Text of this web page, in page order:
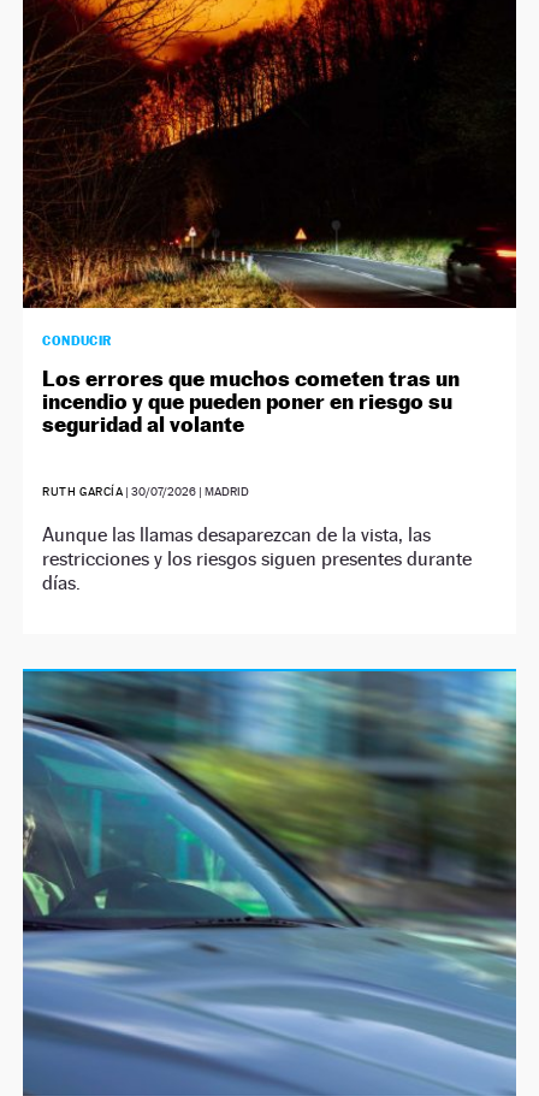
NEWSLETTER
SÍGUENOS
CONDUCIR
Los errores que muchos cometen tras un
incendio y que pueden poner en riesgo su
seguridad al volante
RUTH GARCÍA |30/07/2026 | MADRID
Aunque las llamas desaparezcan de la vista, las
restricciones y los riesgos siguen presentes durante
días.